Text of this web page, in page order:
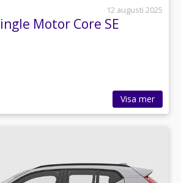
12 augusti 2025
Motor Core SE
Visa mer